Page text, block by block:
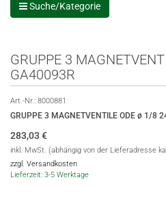
Suche/Kategorie
GRUPPE 3
GA40093R
Art.-Nr.: 8000881
GRUPPE 3 MAGNETVENTILE ODE ø 1/8
283,03 €
inkl. MwSt. (abhängig von der Lieferadresse
zzgl. Versandkosten
Lieferzeit: 3-5 Werktage